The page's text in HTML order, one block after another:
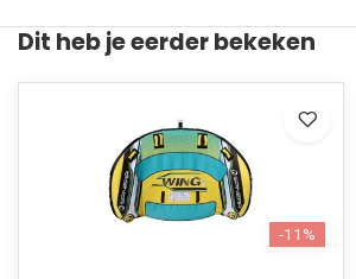
Dit heb je eerder bekeken
-11%